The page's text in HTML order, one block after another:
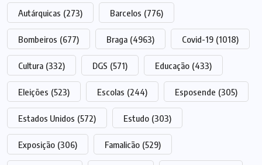
Autárquicas (273) Barcelos (776)
Bombeiros (677) Braga (4963) Covid-19 (1018)
Cultura (332) DGS (571) Educação (433)
Eleições (523) Escolas (244) Esposende (305)
Estados Unidos (572) Estudo (303)
Exposição (306) Famalicão (529)